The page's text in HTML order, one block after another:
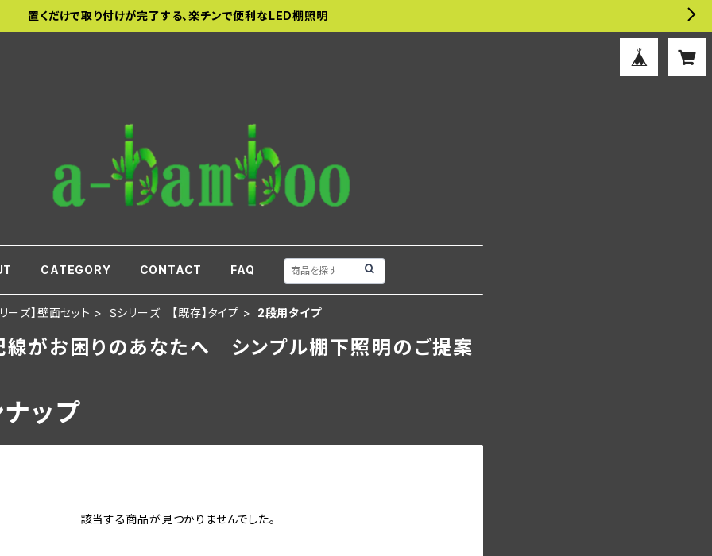
置くだけで取り付けが完了する、楽チンで便利なLED棚照明
CATEGORY CONTACT FAQ
ーズ】壁面セット Ｓシリーズ 【既存】タイプ 2段用タイプ
線がお困りのあなたへ シンプル棚下照明のご提案
ップ
該当する商品が見つかりませんでした。